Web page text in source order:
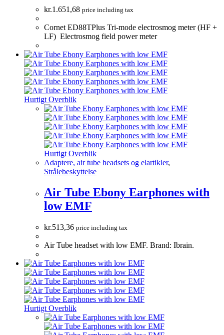
kr.1.651,68 price including tax
Cornet ED88TPlus Tri-mode electrosmog meter (HF +
LF) Electrosmog field power meter
Hurtigt Overblik
Hurtigt Overblik
Adaptere, air tube headsets og elartikler,
Strålebeskyttelse
Air Tube Ebony Earphones with
low EMF
kr.513,36 price including tax
Air Tube headset with low EMF. Brand: Ibrain.
Hurtigt Overblik